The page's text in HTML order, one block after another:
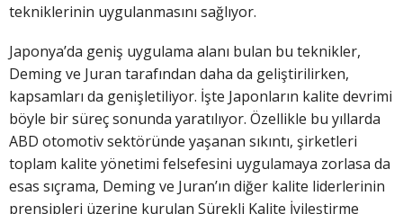
tekniklerinin uygulanmasını sağlıyor.
Japonya’da geniş uygulama alanı bulan bu teknikler,
Deming ve Juran tarafından daha da geliştirilirken,
kapsamları da genişletiliyor. İşte Japonların kalite devrimi
böyle bir süreç sonunda yaratılıyor. Özellikle bu yıllarda
ABD otomotiv sektöründe yaşanan sıkıntı, şirketleri
toplam kalite yönetimi felsefesini uygulamaya zorlasa da
esas sıçrama, Deming ve Juran’ın diğer kalite liderlerinin
prensipleri üzerine kurulan Sürekli Kalite İyileştirme